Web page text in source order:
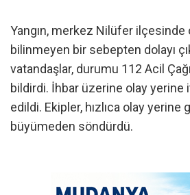
Yangın, merkez Nilüfer ilçesinde
bilinmeyen bir sebepten dolayı
vatandaşlar, durumu 112 Acil
bildirdi. İhbar üzerine olay yerine
edildi. Ekipler, hızlıca olay yerine
büyümeden söndürdü.